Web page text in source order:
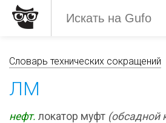
Словарь технических сокращений
ЛМ
нефт. локатор муфт (обсадной